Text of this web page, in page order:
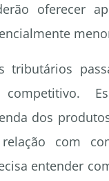
oferecer
tributários
competitivo.
dos
com
entender